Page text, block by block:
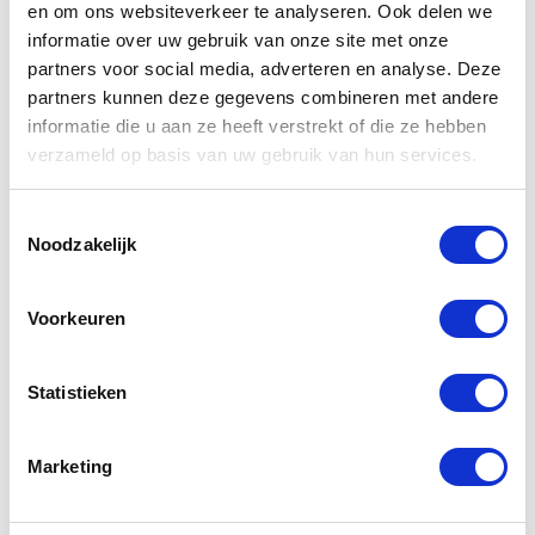
en om ons websiteverkeer te analyseren. Ook delen we
informatie over uw gebruik van onze site met onze
partners voor social media, adverteren en analyse. Deze
partners kunnen deze gegevens combineren met andere
informatie die u aan ze heeft verstrekt of die ze hebben
verzameld op basis van uw gebruik van hun services.
Noodzakelijk
Voorkeuren
Statistieken
Marketing
Gerelateerde
producten
-41%